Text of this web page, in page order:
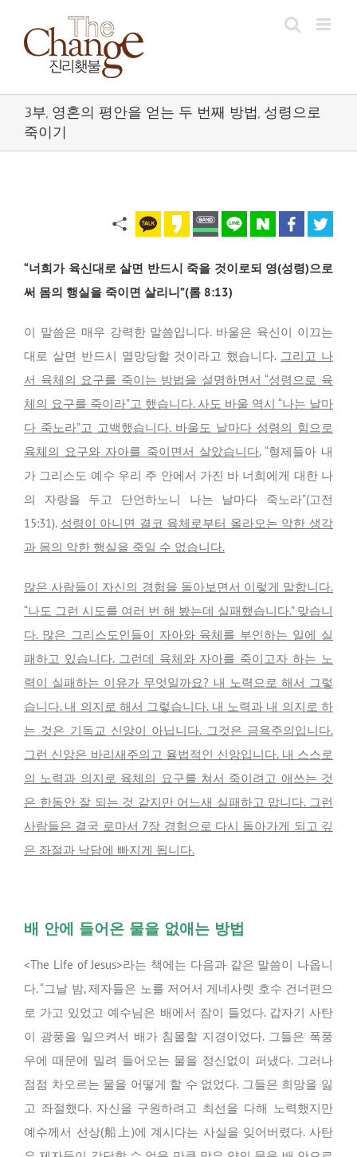
content
3부, 영혼의 평안을 얻는 두 번째 방법, 성령으로
죽이기
“너희가 육신대로 살면 반드시 죽을 것이로되 영(성령)으로
써 몸의 행실을 죽이면 살리니”(롬 8:13)
이 말씀은 매우 강력한 말씀입니다. 바울은 육신이 이끄는
대로 살면 반드시 멸망당할 것이라고 했습니다. 그리고 나
서 육체의 요구를 죽이는 방법을 설명하면서 “성령으로 육
체의 요구를 죽이라”고 했습니다. 사도 바울 역시 “나는 날마
다 죽노라”고 고백했습니다. 바울도 날마다 성령의 힘으로
육체의 요구와 자아를 죽이면서 살았습니다.“형제들아 내
가 그리스도 예수 우리 주 안에서 가진 바 너희에게 대한 나
의 자랑을 두고 단언하노니 나는 날마다 죽노라”(고전
15:31). 성령이 아니면 결코 육체로부터 올라오는 악한 생각
과 몸의 악한 행실을 죽일 수 없습니다.
많은 사람들이 자신의 경험을 돌아보면서 이렇게 말합니다.
“나도 그런 시도를 여러 번 해 봤는데 실패했습니다.” 맞습니
다. 많은 그리스도인들이 자아와 육체를 부인하는 일에 실
패하고 있습니다. 그런데 육체와 자아를 죽이고자 하는 노
력이 실패하는 이유가 무엇일까요? 내 노력으로 해서 그렇
습니다. 내 의지로 해서 그렇습니다. 내 노력과 내 의지로 하
는 것은 기독교 신앙이 아닙니다. 그것은 금욕주의입니다.
그런 신앙은 바리새주의고 율법적인 신앙입니다. 내 스스로
의 노력과 의지로 육체의 요구를 쳐서 죽이려고 애쓰는 것
은 한동안 잘 되는 것 같지만 어느새 실패하고 맙니다. 그런
사람들은 결국 로마서 7장 경험으로 다시 돌아가게 되고 깊
은 좌절과 낙담에 빠지게 됩니다.
배 안에 들어온 물을 없애는 방법
<The Life of Jesus>라는 책에는 다음과 같은 말씀이 나옵니
다. “그날 밤, 제자들은 노를 저어서 게네사렛 호수 건너편으
로 가고 있었고 예수님은 배에서 잠이 들었다. 갑자기 사탄
이 광풍을 일으켜서 배가 침몰할 지경이었다. 그들은 폭풍
우에 때문에 밀려 들어오는 물을 정신없이 퍼냈다. 그러나
점점 차오르는 물을 어떻게 할 수 없었다. 그들은 희망을 잃
고 좌절했다. 자신을 구원하려고 최선을 다해 노력했지만
예수께서 선상(船上)에 계시다는 사실을 잊어버렸다. 사탄